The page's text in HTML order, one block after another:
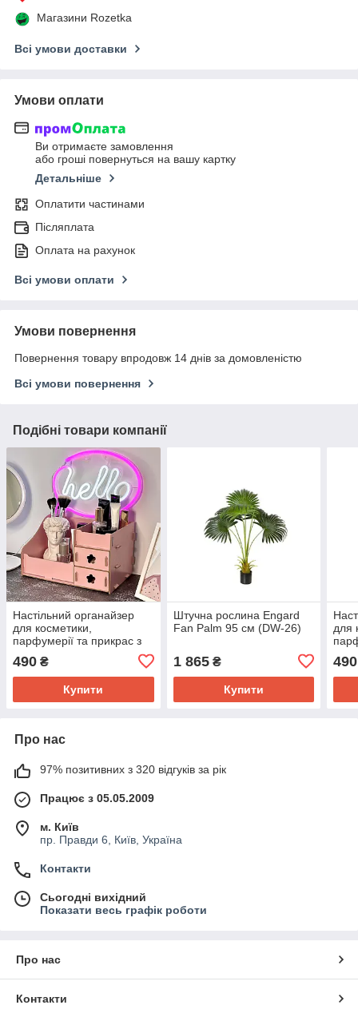
Магазини Rozetka
Всі умови доставки
Умови оплати
Ви отримаєте замовлення
або гроші повернуться на вашу картку
Детальніше
Оплатити частинами
Післяплата
Оплата на рахунок
Всі умови оплати
Умови повернення
Повернення товару впродовж 14 днів за домовленістю
Всі умови повернення
Подібні товари компанії
Настільний органайзер
для косметики,
парфумерії та прикрас з
МДФ рожевий com003-P
490 ₴
Купити
Штучна рослина Engard
Fan Palm 95 см (DW-26)
1 865₴
Купити
для
МДФ
490
Про нас
97% позитивних з 320 відгуків за рік
Працює з 05.05.2009
м. Київ
пр. Правди 6, Київ, Україна
Контакти
Сьогодні вихідний
Показати весь графік роботи
Про нас
Контакти